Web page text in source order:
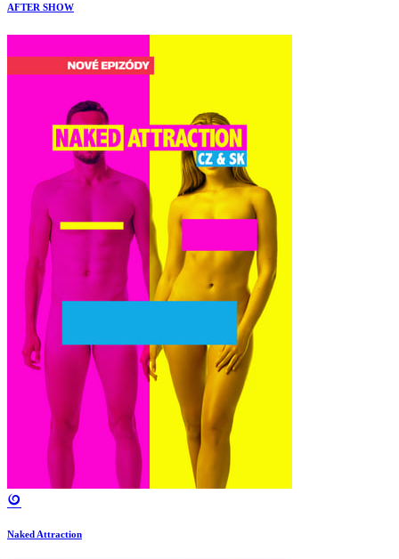
AFTER SHOW
Naked Attraction